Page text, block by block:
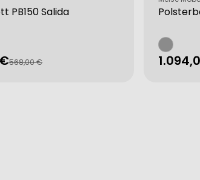
PB150 Salida
568,00 €